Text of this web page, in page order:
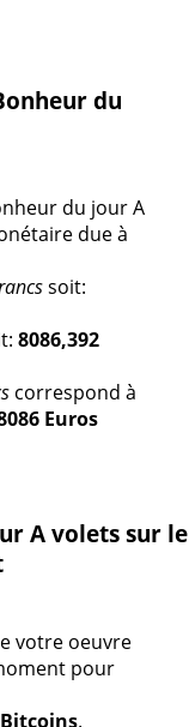
du
du jour A
due à
soit:
8086,392
correspond à
Euros
A volets sur le
votre oeuvre
pour
.